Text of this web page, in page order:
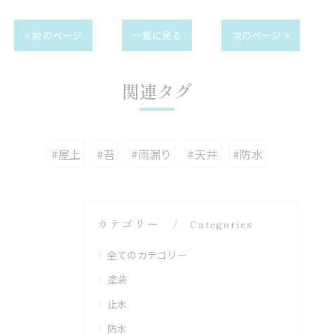
< 前のページ 一覧に戻る 次のページ >
関連タグ
#屋上 #苔 #雨漏り #天井 #防水
カテゴリー Categories
全てのカテゴリー
塗装
止水
防水